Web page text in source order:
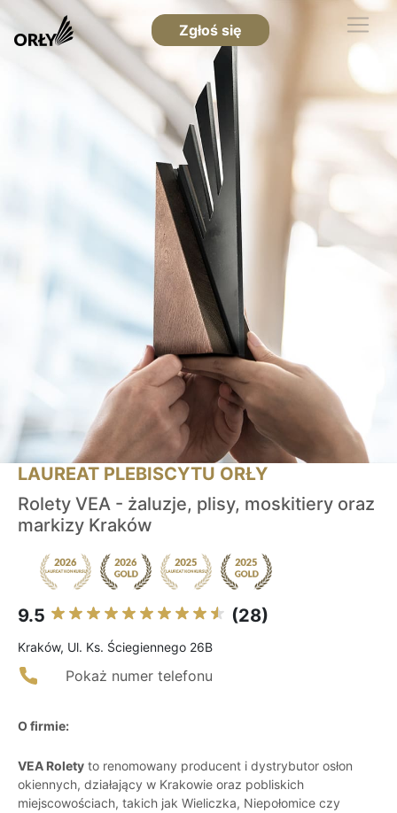
Zgłoś się
LAUREAT PLEBISCYTU ORŁY
Rolety VEA - żaluzje, plisy, moskitiery oraz
markizy Kraków
9.5 (28)
Kraków, Ul. Ks. Ściegiennego 26B
Pokaż numer telefonu
O firmie:
VEA Rolety to renomowany producent i dystrybutor osłon
okiennych, działający w Krakowie oraz pobliskich
miejscowościach, takich jak Wieliczka, Niepołomice czy